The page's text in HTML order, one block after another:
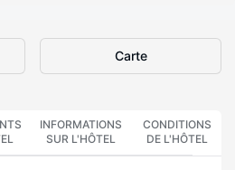
Carte
INFORMATIONS
SUR L'HÔTEL
CONDITIONS
DE L'HÔTEL